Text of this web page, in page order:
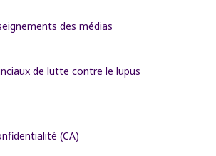
des médias
de lutte contre le lupus
(CA)